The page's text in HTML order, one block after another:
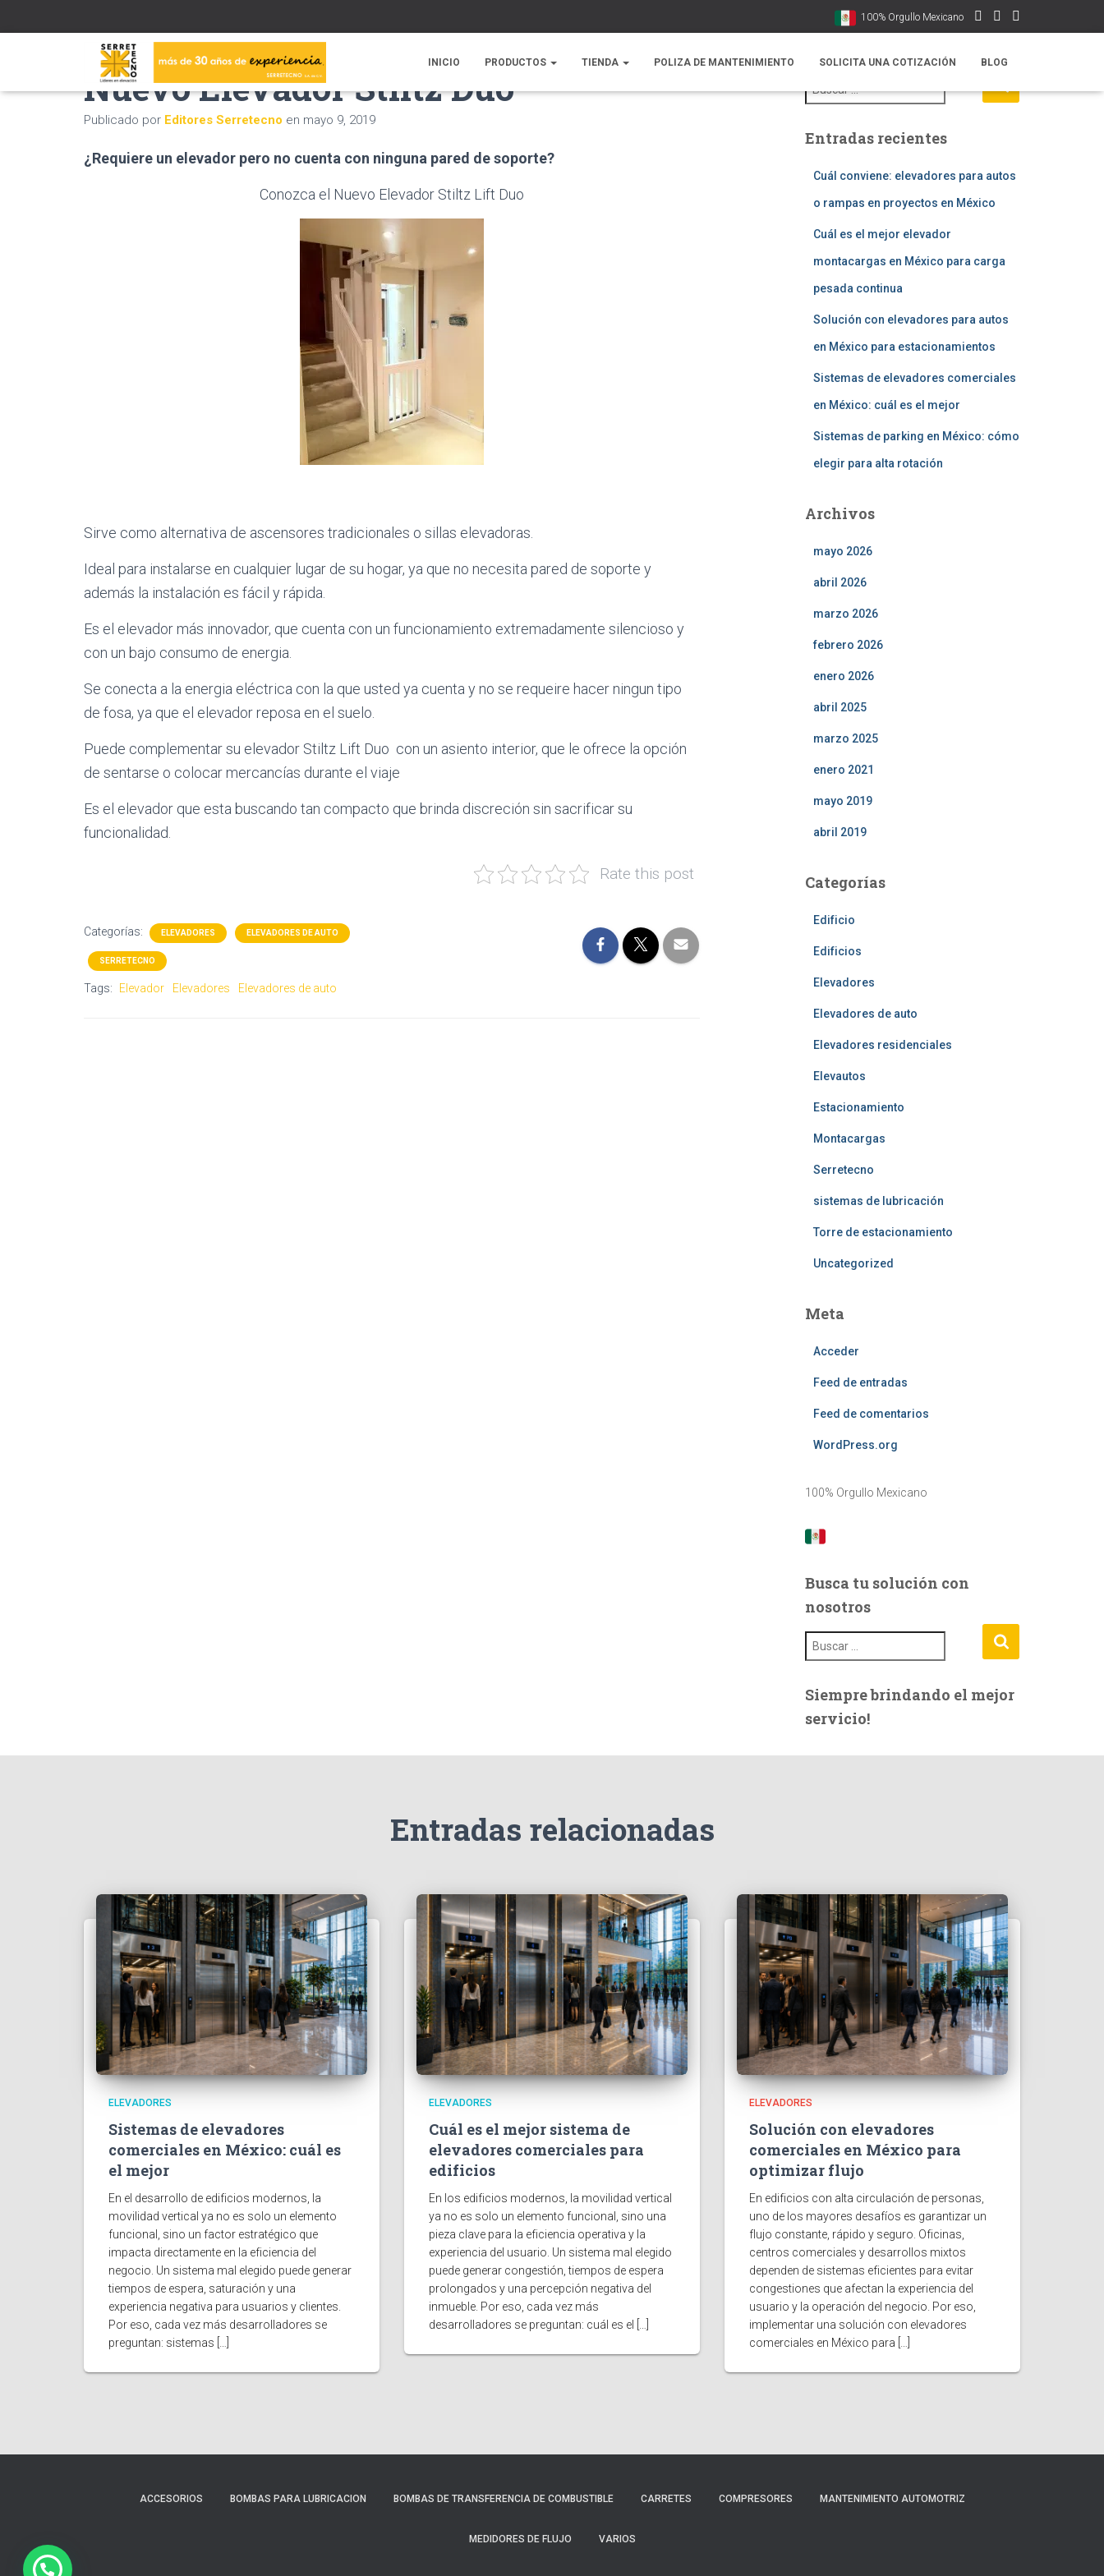
100% Orgullo Mexicano
INICIO PRODUCTOS TIENDA POLIZA DE MANTENIMIENTO SOLICITA UNA COTIZACIÓN BLOG
Nuevo Elevador Stiltz Duo
Publicado por Editores Serretecno en mayo 9, 2019
¿Requiere un elevador pero no cuenta con ninguna pared de soporte?
Conozca el Nuevo Elevador Stiltz Lift Duo
Sirve como alternativa de ascensores tradicionales o sillas elevadoras.
Ideal para instalarse en cualquier lugar de su hogar, ya que no necesita pared de soporte y
además la instalación es fácil y rápida.
Es el elevador más innovador, que cuenta con un funcionamiento extremadamente silencioso y
con un bajo consumo de energia.
Se conecta a la energia eléctrica con la que usted ya cuenta y no se requeire hacer ningun tipo
de fosa, ya que el elevador reposa en el suelo.
Puede complementar su elevador Stiltz Lift Duo con un asiento interior, que le ofrece la opción
de sentarse o colocar mercancías durante el viaje
Es el elevador que esta buscando tan compacto que brinda discreción sin sacrificar su
funcionalidad.
Rate this post
Categorías: ELEVADORES ELEVADORES DE AUTO
SERRETECNO
Tags: Elevador Elevadores Elevadores de auto
u
a
Entradas recientes
Cuál conviene: elevadores para autos
o rampas en proyectos en México
Cuál es el mejor elevador
montacargas en México para carga
pesada continua
Solución con elevadores para autos
en México para estacionamientos
Sistemas de elevadores comerciales
en México: cuál es el mejor
Sistemas de parking en México: cómo
elegir para alta rotación
Archivos
mayo 2026
abril 2026
marzo 2026
febrero 2026
enero 2026
abril 2025
marzo 2025
enero 2021
mayo 2019
abril 2019
Categorías
Edificio
Edificios
Elevadores
Elevadores de auto
Elevadores residenciales
Elevautos
Estacionamiento
Montacargas
Serretecno
sistemas de lubricación
Torre de estacionamiento
Uncategorized
Meta
Acceder
Feed de entradas
Feed de comentarios
WordPress.org
100% Orgullo Mexicano
Busca tu solución con
nosotros
a
r
Siempre brindando el mejor
servicio!
Entradas relacionadas
ELEVADORES
Sistemas de elevadores
comerciales en México: cuál es
el mejor
En el desarrollo de edificios modernos, la
movilidad vertical ya no es solo un elemento
funcional, sino un factor estratégico que
impacta directamente en la eficiencia del
negocio. Un sistema mal elegido puede generar
tiempos de espera, saturación y una
experiencia negativa para usuarios y clientes.
Por eso, cada vez más desarrolladores se
preguntan: sistemas […]
ELEVADORES
Cuál es el mejor sistema de
elevadores comerciales para
edificios
En los edificios modernos, la movilidad vertical
ya no es solo un elemento funcional, sino una
pieza clave para la eficiencia operativa y la
experiencia del usuario. Un sistema mal elegido
puede generar congestión, tiempos de espera
prolongados y una percepción negativa del
inmueble. Por eso, cada vez más
desarrolladores se preguntan: cuál es el […]
ELEVADORES
Solución con elevadores
comerciales en México para
optimizar flujo
En edificios con alta circulación de personas,
uno de los mayores desafíos es garantizar un
flujo constante, rápido y seguro. Oficinas,
centros comerciales y desarrollos mixtos
dependen de sistemas eficientes para evitar
congestiones que afectan la experiencia del
usuario y la operación del negocio. Por eso,
implementar una solución con elevadores
comerciales en México para […]
ACCESORIOS BOMBAS PARA LUBRICACION BOMBAS DE TRANSFERENCIA DE COMBUSTIBLE CARRETES COMPRESORES MANTENIMIENTO AUTOMOTRIZ
MEDIDORES DE FLUJO VARIOS